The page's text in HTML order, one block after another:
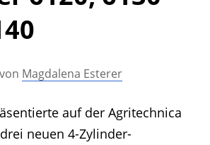
Geschichten
Neuheiten Archiv
von Magdalena Esterer
auf der Agritechnica
neuen 4-Zylinder-